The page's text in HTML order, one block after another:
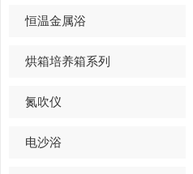
恒温金属浴
烘箱培养箱系列
氮吹仪
电沙浴